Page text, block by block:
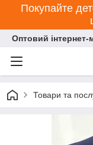
Покупайте
Оптовий
Товари та